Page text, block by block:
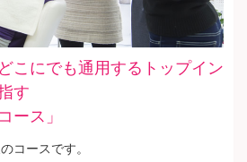
こにでも通用するトップイン
す
ース」
コースです。